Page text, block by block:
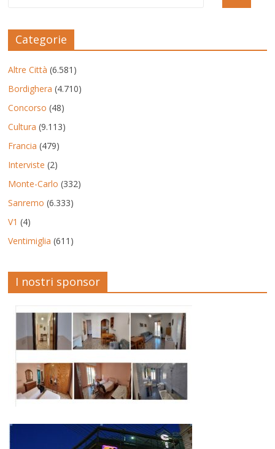
Categorie
Altre Città (6.581)
Bordighera (4.710)
Concorso (48)
Cultura (9.113)
Francia (479)
Interviste (2)
Monte-Carlo (332)
Sanremo (6.333)
V1 (4)
Ventimiglia (611)
I nostri sponsor